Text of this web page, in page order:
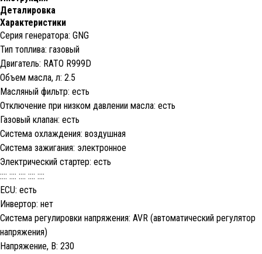
Деталировка
Характеристики
Серия генератора: GNG
Тип топлива: газовый
Двигатель: RATO R999D
Объем масла, л: 2.5
Масляный фильтр: есть
Отключение при низком давлении масла: есть
Газовый клапан: есть
Система охлаждения: воздушная
Система зажигания: электронное
Электрический стартер: есть
:::: :::: :::: :::: ::::
ECU: есть
Инвертор: нет
Система регулировки напряжения: AVR (автоматический регулятор
напряжения)
Напряжение, В: 230